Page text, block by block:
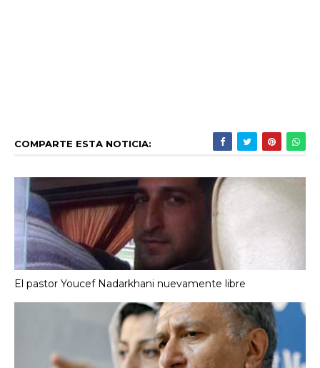
COMPARTE ESTA NOTICIA:
El pastor Youcef Nadarkhani nuevamente libre